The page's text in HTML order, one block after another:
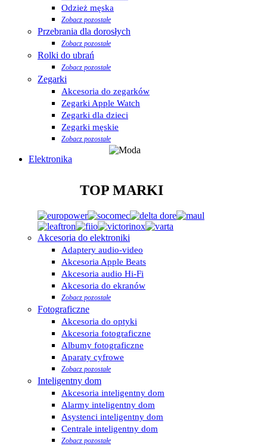
Odzież męska
Zobacz pozostałe
Przebrania dla dorosłych
Zobacz pozostałe
Rolki do ubrań
Zobacz pozostałe
Zegarki
Akcesoria do zegarków
Zegarki Apple Watch
Zegarki dla dzieci
Zegarki męskie
Zobacz pozostałe
Elektronika
TOP MARKI
Akcesoria do elektroniki
Adaptery audio-video
Akcesoria Apple Beats
Akcesoria audio Hi-Fi
Akcesoria do ekranów
Zobacz pozostałe
Fotograficzne
Akcesoria do optyki
Akcesoria fotograficzne
Albumy fotograficzne
Aparaty cyfrowe
Zobacz pozostałe
Inteligentny dom
Akcesoria inteligentny dom
Alarmy inteligentny dom
Asystenci inteligentny dom
Centrale inteligentny dom
Zobacz pozostałe